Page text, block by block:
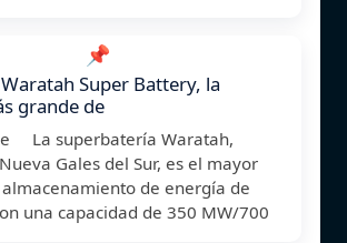
📌
Super Battery, la
grande de
La superbatería Waratah,
Gales del Sur, es el mayor
de energía de
una capacidad de 350 MW/700